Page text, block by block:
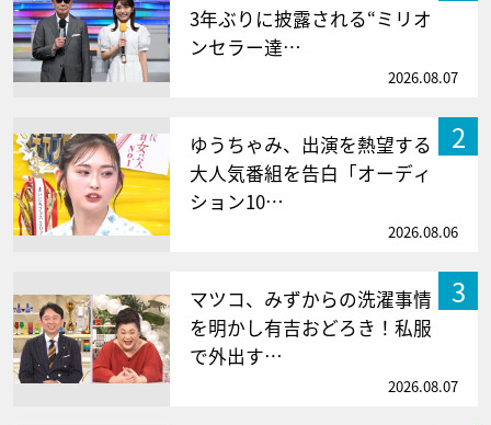
3年ぶりに披露される“ミリオ
ンセラー達…
2026.08.07
2
ゆうちゃみ、出演を熱望する
大人気番組を告白「オーディ
ション10…
2026.08.06
3
マツコ、みずからの洗濯事情
を明かし有吉おどろき！私服
で外出す…
2026.08.07